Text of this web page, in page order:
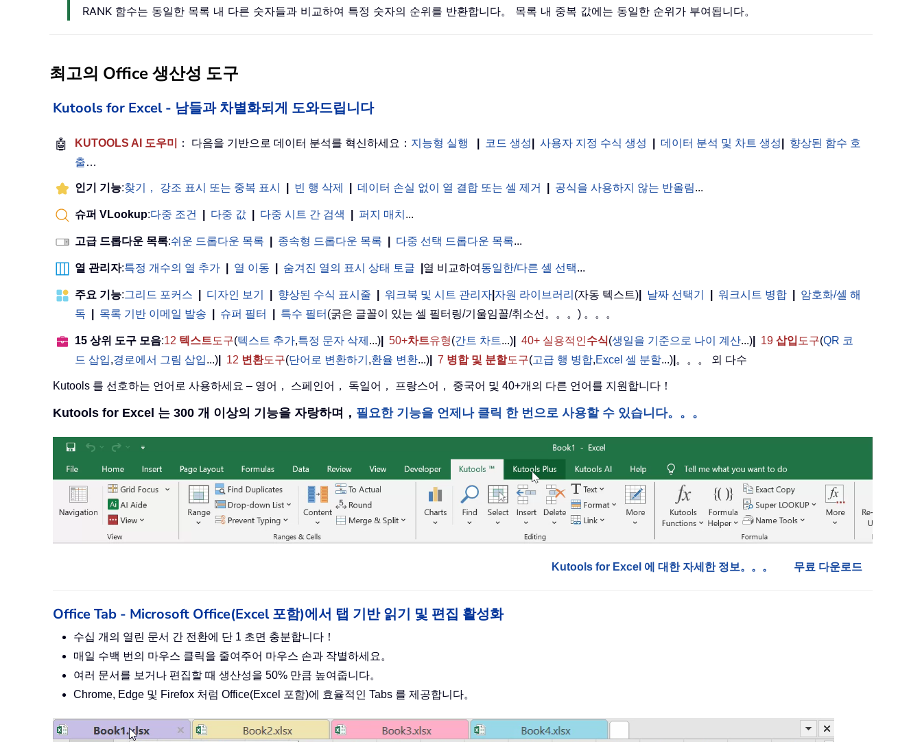
RANK 함수는 동일한 목록 내 다른 숫자들과 비교하여 특정 숫자의 순위를 반환합니다。 목록 내 중복 값에는 동일한 순위가 부여됩니다。
최고의 Office 생산성 도구
Kutools for Excel - 남들과 차별화되게 도와드립니다
🤖 KUTOOLS AI 도우미 ： 다음을 기반으로 데이터 분석를 혁신하세요： 지능형 실행 코드 생성 사용자 지정 수식 생성 데이터 분석 및 차트 생성
향상된 함수 호
출…
인기 기능:찾기， 강조 표시 또는 중복 표시 빈 행 삭제 데이터 손실 없이 열 결합 또는 셀 제거 공식을 사용하지 않는 반올림...
슈퍼 VLookup:다중 조건 다중 값 다중 시트 간 검색 퍼지 매치 ...
고급 드롭다운 목록:쉬운 드롭다운 목록 종속형 드롭다운 목록 다중 선택 드롭다운 목록...
열 관리자:특정 개수의 열 추가 열 이동 숨겨진 열의 표시 상태 토글 열 비교하여 동일한/다른 셀 선택...
주요 기능:그리드 포커스 디자인 보기 향상된 수식 표시줄 워크북 및 시트 관리자 자원 라이브러리 (자동 텍스트) 날짜 선택기 워크시트 병합
암호화/셀 해
독
목록 기반 이메일 발송 슈퍼 필터 특수 필터 (굵은 글꼴이 있는 셀 필터링/기울임꼴/취소선。。。) 。。。
15 상위 도구 모음:12 텍스트도구(텍스트 추가,특정 문자 삭제 ...) 50+차트유형(간트 차트...) 40+ 실용적인수식(생일을 기준으로 나이 계산...) 19 삽입 도구(QR 코
드 삽입,경로에서 그림 삽입...) 12 변환도구(단어로 변환하기 ,환율 변환...) 7 병합 및 분할도구(고급 행 병합,Excel 셀 분할...) 。。。 외 다수
Kutools 를 선호하는 언어로 사용하세요 – 영어， 스페인어， 독일어， 프랑스어， 중국어 및 40+개의 다른 언어를 지원합니다！
Kutools for Excel 는 300 개 이상의 기능을 자랑하며， 필요한 기능을 언제나 클릭 한 번으로 사용할 수 있습니다。。。
Kutools for Excel 에 대한 자세한 정보。。。 무료 다운로드
Office Tab - Microsoft Office(Excel 포함)에서 탭 기반 읽기 및 편집 활성화
수십 개의 열린 문서 간 전환에 단 1 초면 충분합니다！
매일 수백 번의 마우스 클릭을 줄여주어 마우스 손과 작별하세요。
여러 문서를 보거나 편집할 때 생산성을 50% 만큼 높여줍니다。
Chrome, Edge 및 Firefox 처럼 Office(Excel 포함)에 효율적인 Tabs 를 제공합니다。